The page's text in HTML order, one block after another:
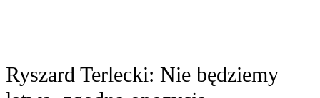
Ryszard Terlecki: Nie będziemy